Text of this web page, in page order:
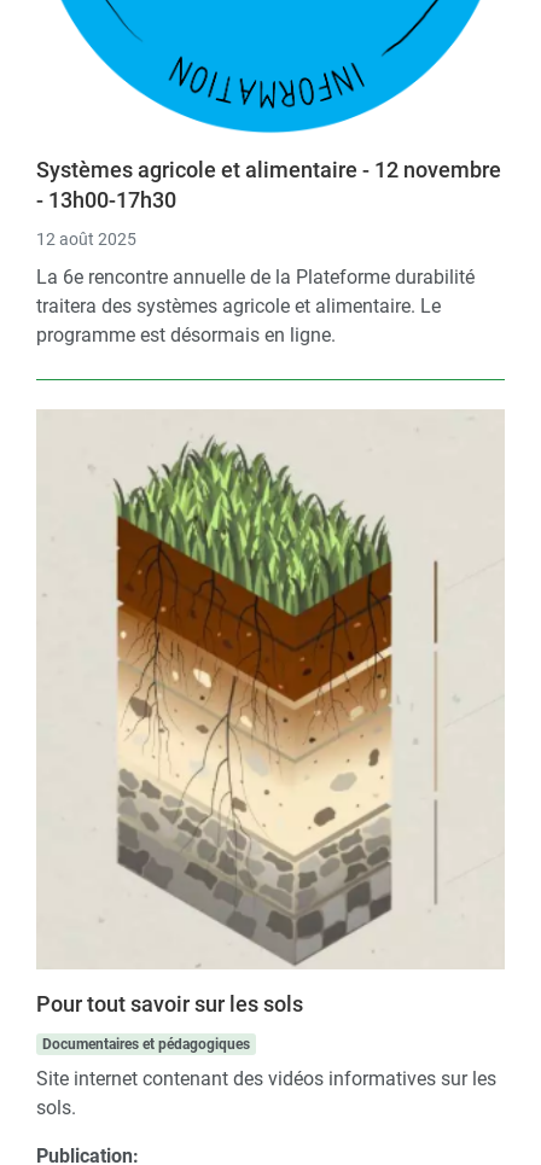
Systèmes agricole et alimentaire - 12 novembre
- 13h00-17h30
12 août 2025
La 6e rencontre annuelle de la Plateforme durabilité
traitera des systèmes agricole et alimentaire. Le
programme est désormais en ligne.
Pour tout savoir sur les sols
Documentaires et pédagogiques
Site internet contenant des vidéos informatives sur les
sols.
Publication: